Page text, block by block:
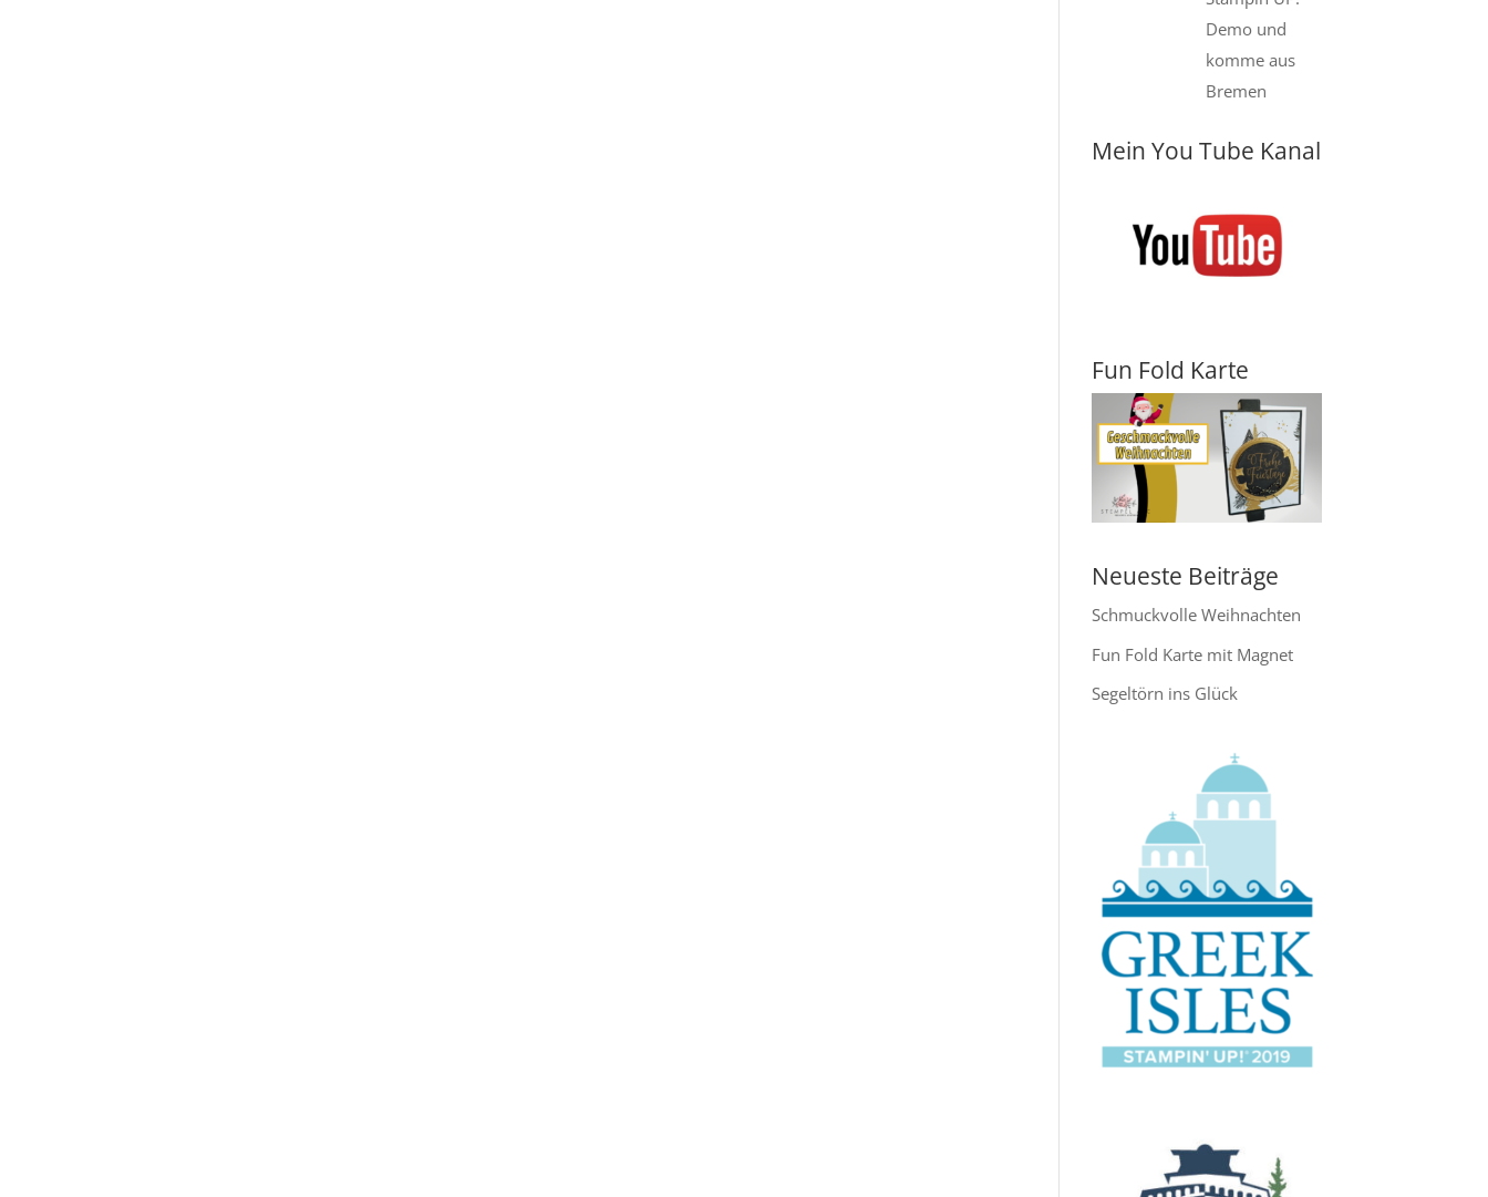
Demo und
komme aus
Bremen
Mein You Tube Kanal
Fun Fold Karte
Neueste Beiträge
Schmuckvolle Weihnachten
Fun Fold Karte mit Magnet
Segeltörn ins Glück